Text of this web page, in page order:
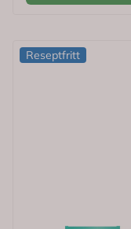
Reseptfritt